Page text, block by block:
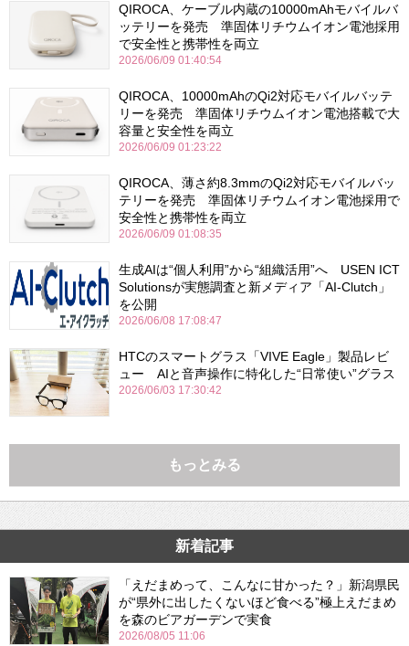
QIROCA、ケーブル内蔵の10000mAhモバイルバ
ッテリーを発売 準固体リチウムイオン電池採用
で安全性と携帯性を両立
2026/06/09 01:40:54
QIROCA、10000mAhのQi2対応モバイルバッテ
リーを発売 準固体リチウムイオン電池搭載で大
容量と安全性を両立
2026/06/09 01:23:22
QIROCA、薄さ約8.3mmのQi2対応モバイルバッ
テリーを発売 準固体リチウムイオン電池採用で
安全性と携帯性を両立
2026/06/09 01:08:35
生成AIは“個人利用”から“組織活用”へ USEN ICT
Solutionsが実態調査と新メディア「AI-Clutch」
を公開
2026/06/08 17:08:47
HTCのスマートグラス「VIVE Eagle」製品レビ
ュー AIと音声操作に特化した“日常使い”グラス
2026/06/03 17:30:42
もっとみる
新着記事
「えだまめって、こんなに甘かった？」新潟県民
が“県外に出したくないほど食べる”極上えだまめ
を森のビアガーデンで実食
2026/08/05 11:06